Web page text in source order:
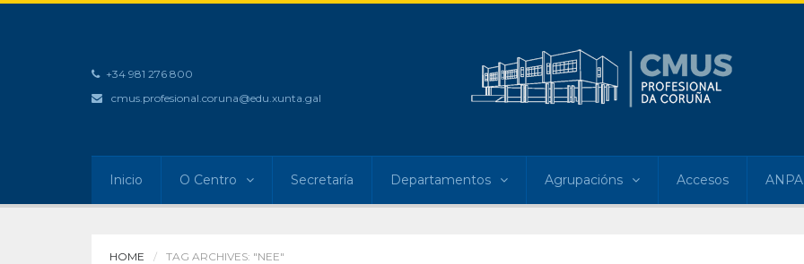
+34 981 276 800
cmus.profesional.coruna@edu.xunta.gal
Inicio O Centro Secretaría Departamentos Agrupacións Accesos ANPA
HOME TAG ARCHIVES: "NEE"